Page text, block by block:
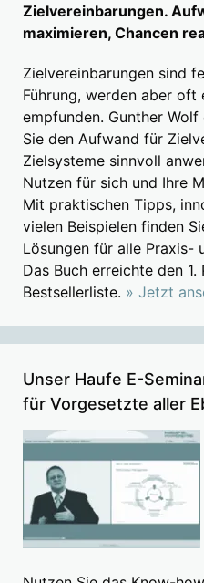
Zielvereinbarungen.
maximieren, Chancen
Zielvereinbarungen sind
Führung, werden aber
empfunden. Gunther
Sie den Aufwand für
Zielsysteme sinnvoll
Nutzen für sich und Ihre
Mit praktischen Tipps,
vielen Beispielen finden
Lösungen für alle Praxis-
Das Buch erreichte den
Bestsellerliste. » Jetzt
Unser Haufe E-
für Vorgesetzte aller